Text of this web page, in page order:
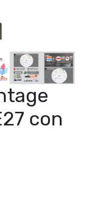
con